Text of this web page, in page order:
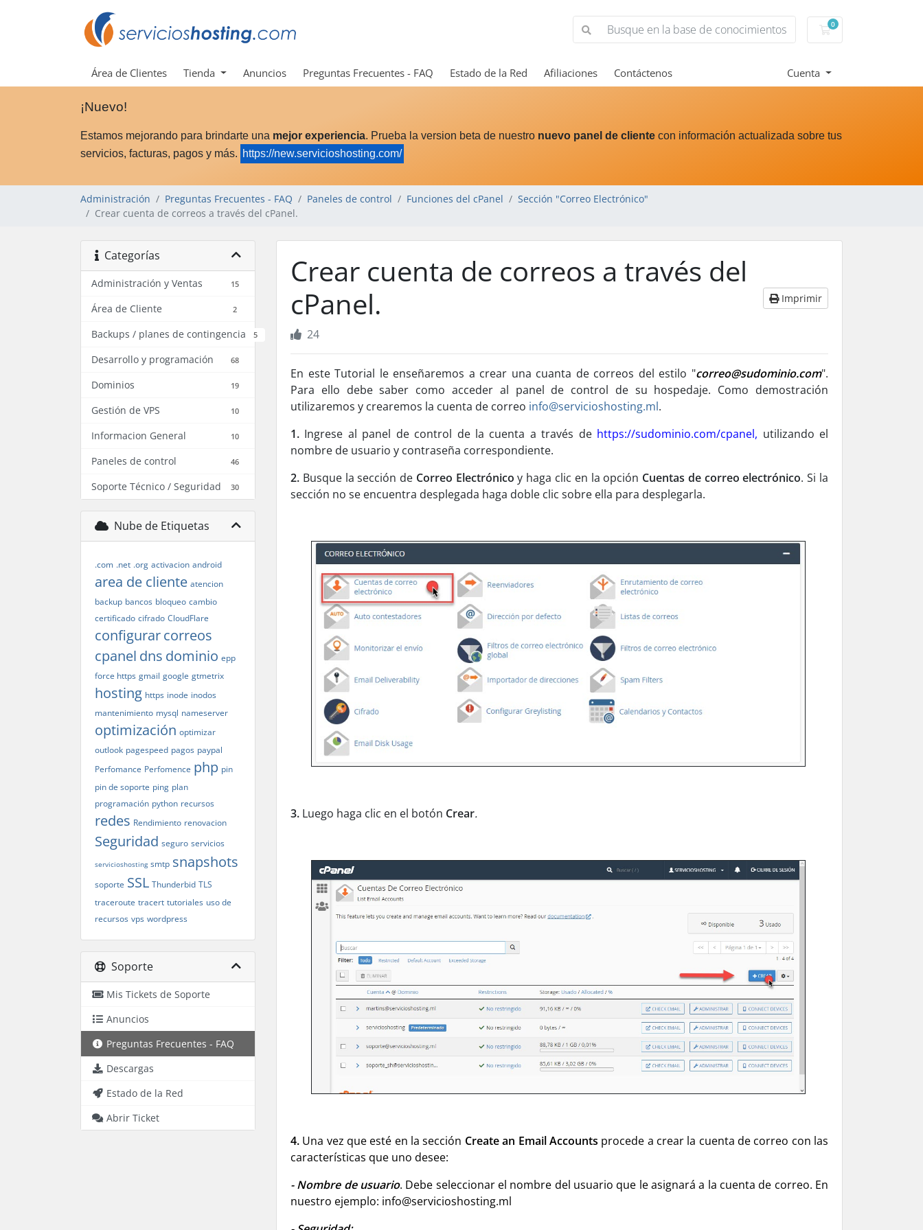
0
Carro de Pedidos
Área de Clientes Tienda Anuncios Preguntas Frecuentes - FAQ Estado de la Red Afiliaciones Contáctenos Cuenta
¡Nuevo!
Estamos mejorando para brindarte una mejor experiencia. Prueba la version beta de nuestro nuevo panel de cliente con información actualizada sobre tus
servicios, facturas, pagos y más. https://new.servicioshosting.com/
Administración Preguntas Frecuentes - FAQ Paneles de control Funciones del cPanel
Sección "Correo Electrónico"
Crear cuenta de correos a través del cPanel.
Categorías
Administración y Ventas 15
Área de Cliente 2
Backups / planes de contingencia 5
Desarrollo y programación 68
Dominios 19
Gestión de VPS 10
Informacion General 10
Paneles de control 46
Soporte Técnico / Seguridad 30
Nube de Etiquetas
.com .net .org activacion android
area de cliente atencion
backup bancos bloqueo cambio
certificado cifrado CloudFlare
configurarcorreos
cpanel dns dominio epp
force https gmail google gtmetrix
hosting https inode inodos
mantenimiento mysql nameserver
optimización optimizar
outlook pagespeed pagos paypal
Perfomance Perfomence php pin
pin de soporte ping plan
programación python recursos
redes Rendimiento renovacion
Seguridad seguro servicios
servicioshosting smtp snapshots
soporte SSL Thunderbid TLS
traceroute tracert tutoriales uso de
recursos vps wordpress
Soporte
Mis Tickets de Soporte
Anuncios
Preguntas Frecuentes - FAQ
Descargas
Estado de la Red
Abrir Ticket
Crear cuenta de correos a través del
cPanel.
Imprimir
24
En este Tutorial le enseñaremos a crear una cuanta de correos del estilo "correo@sudominio.com".
Para ello debe saber como acceder al panel de control de su hospedaje. Como demostración
utilizaremos y crearemos la cuenta de correo info@servicioshosting.ml.
1. Ingrese al panel de control de la cuenta a través de https://sudominio.com/cpanel, utilizando el
nombre de usuario y contraseña correspondiente.
2. Busque la sección de Correo Electrónico y haga clic en la opción Cuentas de correo electrónico. Si la
sección no se encuentra desplegada haga doble clic sobre ella para desplegarla.
3. Luego haga clic en el botón Crear.
4. Una vez que esté en la sección Create an Email Accounts procede a crear la cuenta de correo con las
características que uno desee:
- Nombre de usuario. Debe seleccionar el nombre del usuario que le asignará a la cuenta de correo. En
nuestro ejemplo: info@servicioshosting.ml